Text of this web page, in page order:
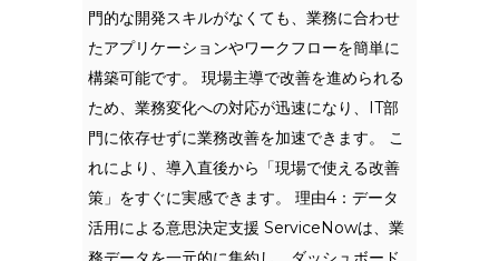
門的な開発スキルがなくても、業務に合わせ
たアプリケーションやワークフローを簡単に
構築可能です。 現場主導で改善を進められる
ため、業務変化への対応が迅速になり、IT部
門に依存せずに業務改善を加速できます。 こ
れにより、導入直後から「現場で使える改善
策」をすぐに実感できます。 理由4：データ
活用による意思決定支援 ServiceNowは、業